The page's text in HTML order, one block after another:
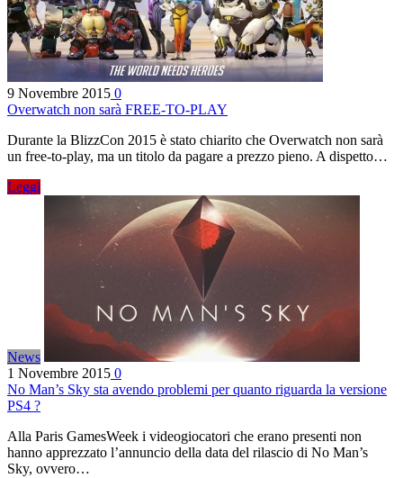
9 Novembre 2015 0
Overwatch non sarà FREE-TO-PLAY
Durante la BlizzCon 2015 è stato chiarito che Overwatch non sarà
un free-to-play, ma un titolo da pagare a prezzo pieno. A dispetto…
Leggi
News
1 Novembre 2015 0
No Man’s Sky sta avendo problemi per quanto riguarda la versione
PS4 ?
Alla Paris GamesWeek i videogiocatori che erano presenti non
hanno apprezzato l’annuncio della data del rilascio di No Man’s
Sky, ovvero…